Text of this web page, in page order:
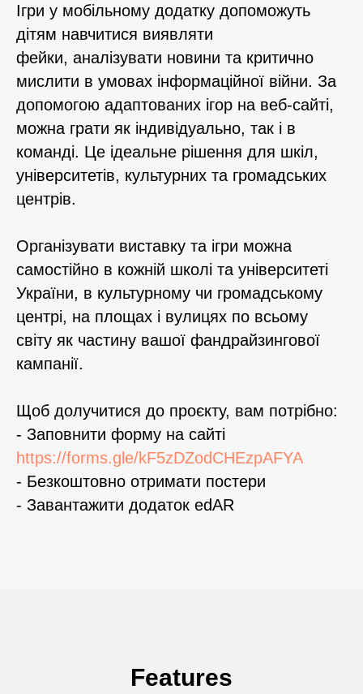
Ігри у мобільному додатку допоможуть
дітям навчитися виявляти
фейки, аналізувати новини та критично
мислити в умовах інформаційної війни. За
допомогою адаптованих ігор на веб-сайті,
можна грати як індивідуально, так і в
команді. Це ідеальне рішення для шкіл,
університетів, культурних та громадських
центрів.
Організувати виставку та ігри можна
самостійно в кожній школі та університеті
України, в культурному чи громадському
центрі, на площах і вулицях по всьому
світу як частину вашої фандрайзингової
кампанії.
Щоб долучитися до проєкту, вам потрібно:
- Заповнити форму на сайті
https://forms.gle/kF5zDZodCHEzpAFYA
- Безкоштовно отримати постери
- Завантажити додаток edAR
Features